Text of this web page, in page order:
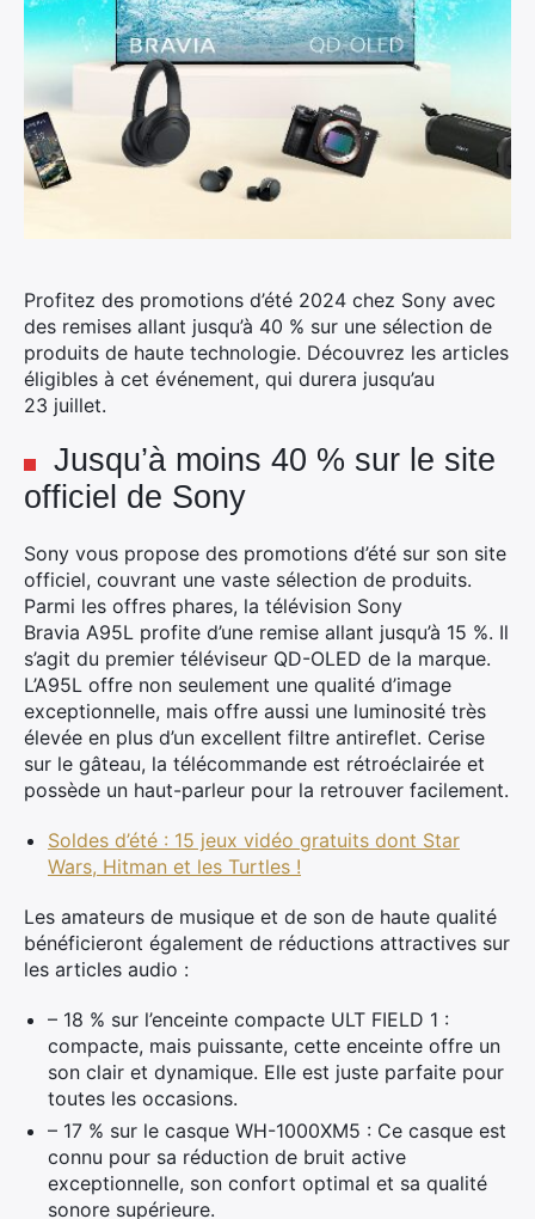
Profitez des promotions d’été 2024 chez Sony avec
des remises allant jusqu’à 40 % sur une sélection de
produits de haute technologie. Découvrez les articles
éligibles à cet événement, qui durera jusqu’au
23 juillet.
Jusqu’à moins 40 % sur le site
officiel de Sony
Sony vous propose des promotions d’été sur son site
officiel, couvrant une vaste sélection de produits.
Parmi les offres phares, la télévision Sony
Bravia A95L profite d’une remise allant jusqu’à 15 %. Il
s’agit du premier téléviseur QD-OLED de la marque.
L’A95L offre non seulement une qualité d’image
exceptionnelle, mais offre aussi une luminosité très
élevée en plus d’un excellent filtre antireflet. Cerise
sur le gâteau, la télécommande est rétroéclairée et
possède un haut-parleur pour la retrouver facilement.
Soldes d’été : 15 jeux vidéo gratuits dont Star
Wars, Hitman et les Turtles !
Les amateurs de musique et de son de haute qualité
bénéficieront également de réductions attractives sur
les articles audio :
– 18 % sur l’enceinte compacte ULT FIELD 1 :
compacte, mais puissante, cette enceinte offre un
son clair et dynamique. Elle est juste parfaite pour
toutes les occasions.
– 17 % sur le casque WH-1000XM5 : Ce casque est
connu pour sa réduction de bruit active
exceptionnelle, son confort optimal et sa qualité
sonore supérieure​.